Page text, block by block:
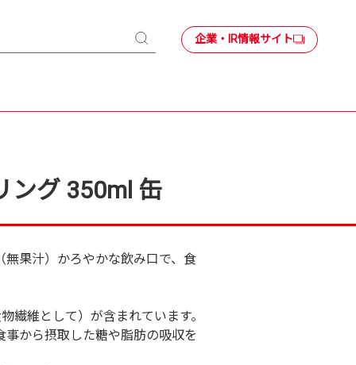
検
企業・IR情報サイト
ング 350ml 缶
果汁）かろやかな飲み口で、食
繊維として）が含まれています。
から摂取した糖や脂肪の吸収を